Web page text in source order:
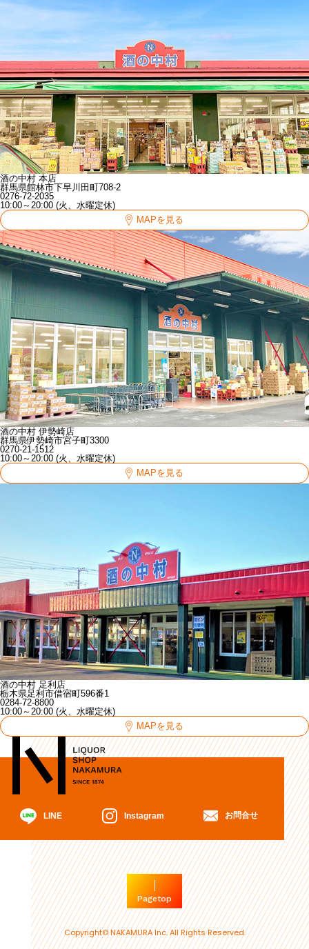
酒の中村 本店
群馬県館林市下早川田町708-2
0276-72-2035
10:00～20:00 (火、水曜定休)
MAPを見る
酒の中村 伊勢崎店
群馬県伊勢崎市宮子町3300
0270-21-1512
10:00～20:00 (火、水曜定休)
MAPを見る
酒の中村 足利店
栃木県足利市借宿町596番1
0284-72-8800
10:00～20:00 (火、水曜定休)
MAPを見る
LINE Instagram お問合せ
Pagetop
Copyright© NAKAMURA Inc. All Rights Reserved.